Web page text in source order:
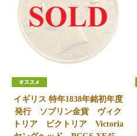
イギリス 特年1838年銘初年度
発行 ソブリン金貨 ヴィク
トリア ビクトリア Victoria